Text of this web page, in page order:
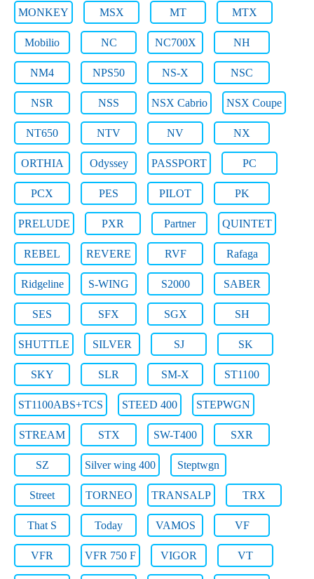
MONKEY MSX MT MTX
Mobilio NC NC700X NH
NM4 NPS50 NS-X NSC
NSR NSS NSX Cabrio NSX Coupe
NT650 NTV NV NX
ORTHIA Odyssey PASSPORT PC
PCX PES PILOT PK
PRELUDE PXR Partner QUINTET
REBEL REVERE RVF Rafaga
Ridgeline S-WING S2000 SABER
SES SFX SGX SH
SHUTTLE SILVER SJ SK
SKY SLR SM-X ST1100
ST1100ABS+TCS STEED 400 STEPWGN
STREAM STX SW-T400 SXR
SZ Silver wing 400 Steptwgn
Street TORNEO TRANSALP TRX
That S Today VAMOS VF
VFR VFR 750 F VIGOR VT